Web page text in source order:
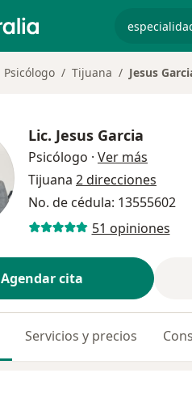
Psicólogo Tijuana Jesus
Lic. Jesus Garcia
Psicólogo · Ver más
Tijuana 2 direcciones
No. de cédula: 13555602
51 opiniones
Agendar cita
Servicios y precios